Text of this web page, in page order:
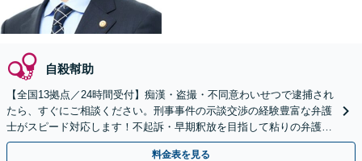
自殺幇助
【全国13拠点／24時間受付】痴漢・盗撮・不同意わいせつで逮捕され
たら、すぐにご相談ください。刑事事件の示談交渉の経験豊富な弁護
士がスピード対応します！不起訴・早期釈放を目指して粘りの弁護活
動を行います。
料金表を見る